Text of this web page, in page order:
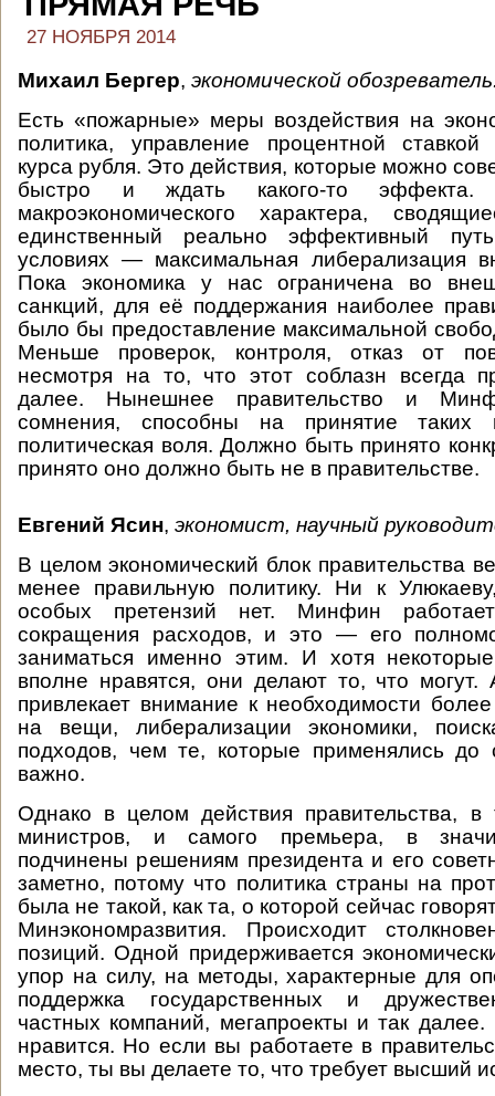
27 НОЯБРЯ 2014
Михаил Бергер, экономической обозреватель
Есть «пожарные» меры воздействия на
политика, управление процентной
курса рубля. Это действия, которые можно
быстро и ждать какого-то
макроэкономического характера,
единственный реально эффективный
условиях — максимальная либерализация
Пока экономика у нас ограничена во
санкций, для её поддержания наиболее
было бы предоставление максимальной
Меньше проверок, контроля, отказ от
несмотря на то, что этот соблазн всегда
далее. Нынешнее правительство и
сомнения, способны на принятие
политическая воля. Должно быть принято
принято оно должно быть не в правительстве.
Евгений Ясин, экономист, научный
В целом экономический блок правительства
менее правильную политику. Ни к
особых претензий нет. Минфин
сокращения расходов, и это — его
заниматься именно этим. И хотя
вполне нравятся, они делают то, что
привлекает внимание к необходимости
на вещи, либерализации экономики,
подходов, чем те, которые применялись
важно.
Однако в целом действия правительства,
министров, и самого премьера, в
подчинены решениям президента и его
заметно, потому что политика страны на
была не такой, как та, о которой сейчас
Минэкономразвития. Происходит
позиций. Одной придерживается
упор на силу, на методы, характерные для
поддержка государственных и
частных компаний, мегапроекты и так
нравится. Но если вы работаете в
место, ты вы делаете то, что требует высший